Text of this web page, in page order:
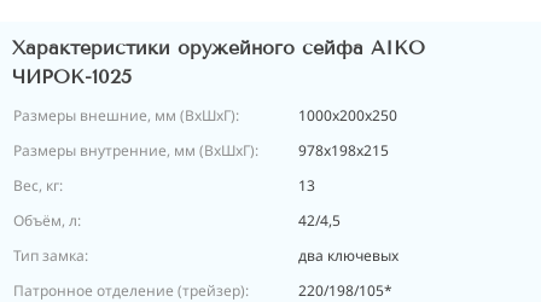
Характеристики оружейного сейфа AIKO
ЧИРОК-1025
Размеры внешние, мм (ВхШхГ):
1000x200x250
Размеры внутренние, мм (ВхШхГ):
978х198x215
Вес, кг:
13
Объём, л:
42/4,5
Тип замка:
два ключевых
Патронное отделение (трейзер):
220/198/105*